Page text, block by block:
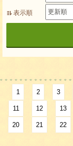
表示順
1 2 3
11 12 13
20 21 22